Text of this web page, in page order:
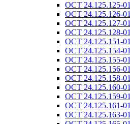
ОСТ 24.125.125-01
ОСТ 24.125.126-01
ОСТ 24.125.127-01
ОСТ 24.125.128-01
ОСТ 24.125.151-01
ОСТ 24.125.154-01
ОСТ 24.125.155-01
ОСТ 24.125.156-01
ОСТ 24.125.158-01
ОСТ 24.125.160-01
ОСТ 24.125.159-01
ОСТ 24.125.161-01
ОСТ 24.125.163-01